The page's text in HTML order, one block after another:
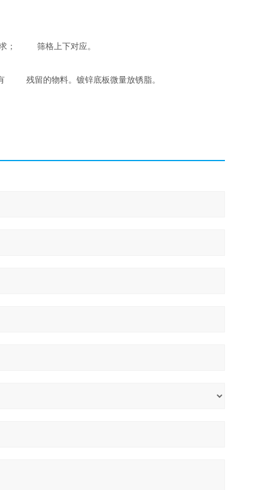
求； 筛格上下对应。
有 残留的物料。镀锌底板微量放锈脂。